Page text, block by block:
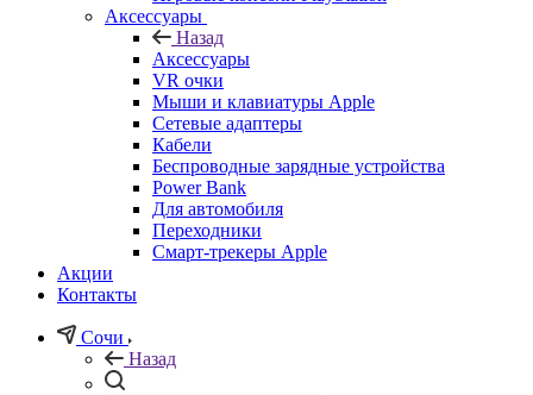
Аксессуары
Назад
Аксессуары
VR очки
Мыши и клавиатуры Apple
Сетевые адаптеры
Кабели
Беспроводные зарядные устройства
Power Bank
Для автомобиля
Переходники
Смарт-трекеры Apple
Акции
Контакты
Сочи
Назад